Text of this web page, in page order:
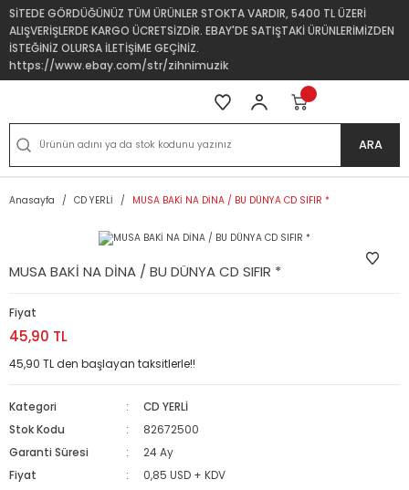
SİTEDE GÖRDÜĞÜNÜZ TÜM ÜRÜNLER STOKTA VARDIR, 5400 TL ÜZERİ
ALIŞVERİŞLERDE KARGO ÜCRETSİZDİR. EBAY'DE SATIŞTAKİ ÜRÜNLERİMİZDEN
İSTEĞİNİZ OLURSA İLETİŞİME GEÇİNİZ.
https://www.ebay.com/str/zihnimuzik
ARA
Anasayfa CD YERLİ MUSA BAKİ NA DİNA / BU DÜNYA CD SIFIR *
MUSA BAKİ NA DİNA / BU DÜNYA CD SIFIR *
Fiyat
45,90 TL
45,90 TL den başlayan taksitlerle!!
Kategori
CD YERLİ
Stok Kodu
82672500
Garanti Süresi
24 Ay
Fiyat
0,85 USD + KDV